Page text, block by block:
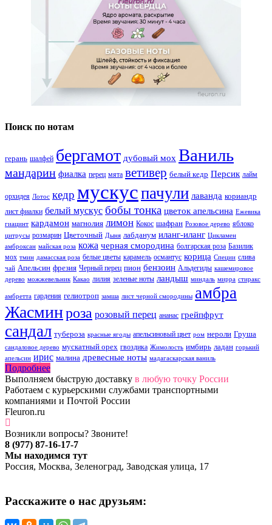
Поиск по нотам
герань шалфей бергамот дубовый мох Ваниль
мандарин фиалка перец мята ветивер белый кедр Персик лайм
орхидея Лотос кедр мускуспачули лаванда кориандр
лист фиалки белый мускус бобы тонка цветок апельсина Ежевика
гиацинт кардамон магнолия лимон Кокос шафран Розовое дерево яблоко
цитрусы розмарин Цветочный Дыня лабданум иланг-иланг Цикламен
амброксан майская роза кожа черная смородина болгарская роза Базилик
мох тмин дамасская роза белые цветы карамель османтус корица Специи слива
чай Апельсин фрезия Черный перец пион бензоин Альдегиды кашемировое
дерево можжевельник Какао лилия зеленые ноты ландыш миндаль мирра стиракс
амбретта гардения гелиотроп замша лист черной смородины амбра
Жасминроза розовый перец ананас грейпфрут
сандал тубероза красные ягоды апельсиновый цвет ром нероли Груша
сандаловое дерево мускатный орех гвоздика Жимолость имбирь ладан горький
апельсин ирис малина древесные ноты мадагаскарская ваниль
Подробнее
Выполняем быструю доставку в любую точку России
Работаем с курьерскими службами транспортными
компаниями и Почтой России
Fleuron.ru
Возникли вопросы? Звоните!
8 (977) 87-16-17-7
Мы находимся тут
Россия, Москва, Зеленоград, Заводская улица, 17
Расскажите о нас друзьям: